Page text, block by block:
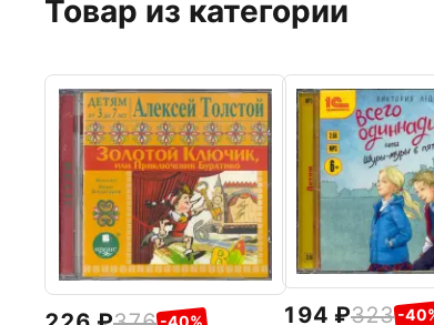
Товар из категории
-40% 194 323 -